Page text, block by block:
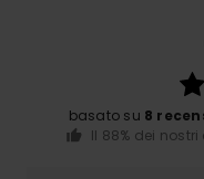
basato su 8
Il 88% dei